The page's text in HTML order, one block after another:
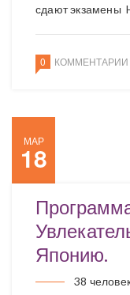
сдают экзамены
0 КОММЕНТАРИИ
МАР
18
Японию.
38